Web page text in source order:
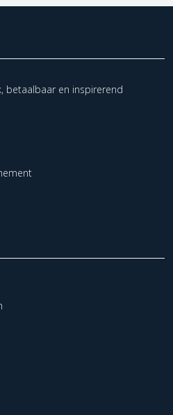
betaalbaar en inspirerend